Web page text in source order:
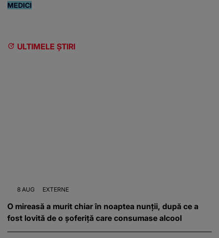
MEDICI
ULTIMELE ȘTIRI
8 AUG EXTERNE
O mireasă a murit chiar în noaptea nunții, după ce a
fost lovită de o șoferiță care consumase alcool